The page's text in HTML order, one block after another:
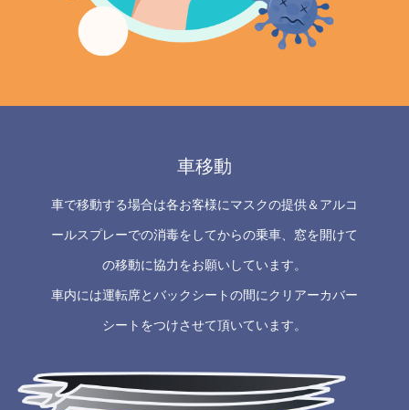
車移動
車で移動する場合は各お客様にマスクの提供＆アルコ
ールスプレーでの消毒をしてからの乗車、窓を開けて
の移動に協力をお願いしています。
車内には運転席とバックシートの間にクリアーカバー
シートをつけさせて頂いています。